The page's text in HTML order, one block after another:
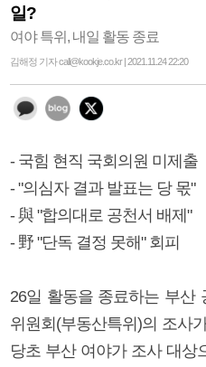
일?
여야 특위, 내일 활동 종료
김해정 기자 call@kookje.co.kr | 2021.11.24 22:20
- 국힘 현직 국회의원 미제출
- "의심자 결과 발표는 당 몫"
- 與 "합의대로 공천서 배제"
- 野 "단독 결정 못해" 회피
26일 활동을 종료하는 부산
위원회(부동산특위)의 조사
당초 부산 여야가 조사 대상